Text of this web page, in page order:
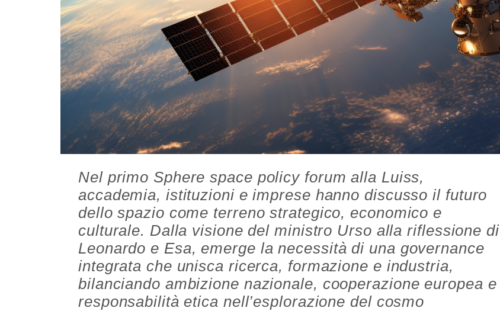
Nel primo Sphere space policy forum alla Luiss,
accademia, istituzioni e imprese hanno discusso il futuro
dello spazio come terreno strategico, economico e
culturale. Dalla visione del ministro Urso alla riflessione di
Leonardo e Esa, emerge la necessità di una governance
integrata che unisca ricerca, formazione e industria,
bilanciando ambizione nazionale, cooperazione europea e
responsabilità etica nell’esplorazione del cosmo